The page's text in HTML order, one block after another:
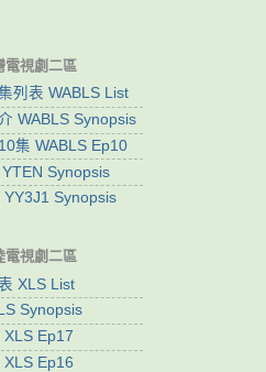
電視劇二區
列表 WABLS List
WABLS Synopsis
集 WABLS Ep10
Synopsis
Synopsis
電視劇二區
XLS List
Synopsis
Ep17
Ep16